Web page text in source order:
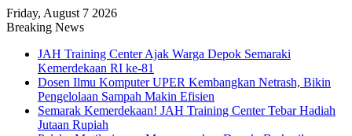
Friday, August 7 2026
Breaking News
JAH Training Center Ajak Warga Depok Semaraki
Kemerdekaan RI ke-81
Dosen Ilmu Komputer UPER Kembangkan Netrash, Bikin
Pengelolaan Sampah Makin Efisien
Semarak Kemerdekaan! JAH Training Center Tebar Hadiah
Jutaan Rupiah